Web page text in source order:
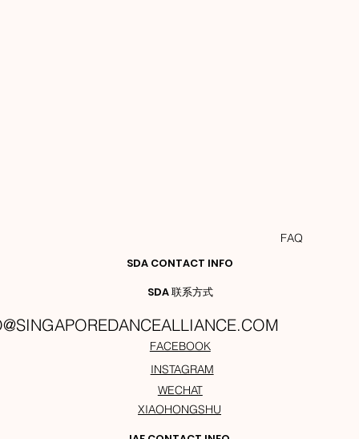
SDA CONTACT INFO
SDA 联系方式
FACEBOOK
INSTAGRAM
WECHAT
XIAOHONGSHU
FAQ